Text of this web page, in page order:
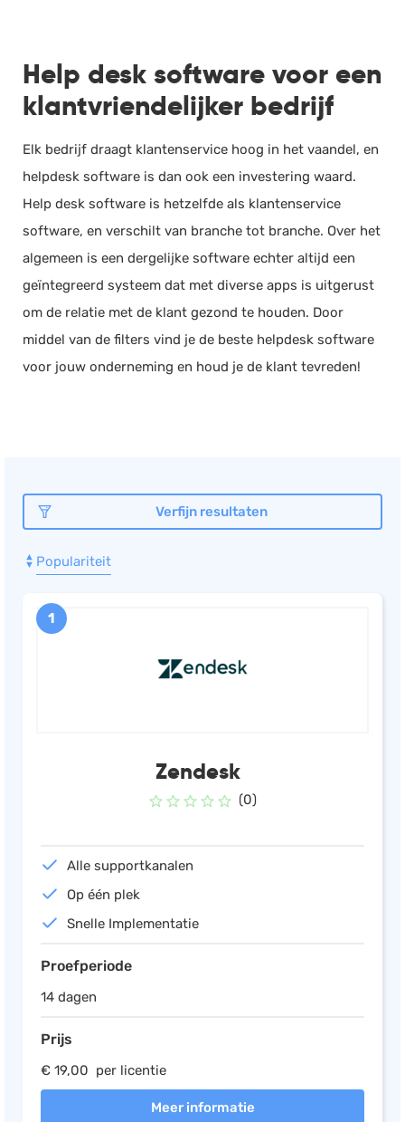
Help desk software voor een
klantvriendelijker bedrijf
Elk bedrijf draagt klantenservice hoog in het vaandel, en
helpdesk software is dan ook een investering waard.
Help desk software is hetzelfde als klantenservice
software, en verschilt van branche tot branche. Over het
algemeen is een dergelijke software echter altijd een
geïntegreerd systeem dat met diverse apps is uitgerust
om de relatie met de klant gezond te houden. Door
middel van de filters vind je de beste helpdesk software
voor jouw onderneming en houd je de klant tevreden!
Verfijn resultaten
Populariteit
1
Zendesk
(0)
Alle supportkanalen
Op één plek
Snelle Implementatie
Proefperiode
14 dagen
Prijs
€ 19,00 per licentie
Meer informatie